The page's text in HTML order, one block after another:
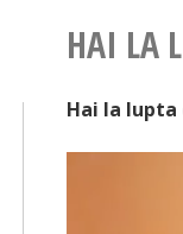
HAI LA
Hai la lupta